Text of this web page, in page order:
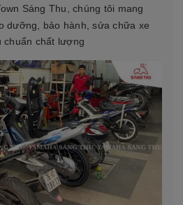
Sáng Thu, chúng tôi mang
dưỡng, bảo hành, sửa chữa xe
chuẩn chất lượng